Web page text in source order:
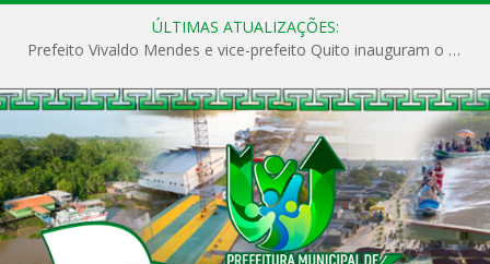
ÚLTIMAS ATUALIZAÇÕES:
Prefeito Vivaldo Mendes e vice-prefeito Quito inauguram o CAPS e fortalecem a saúde pública em Anajás.